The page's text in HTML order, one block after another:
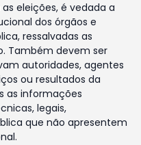
eleições, é vedada a
dos órgãos e
ressalvadas as
Também devem ser
autoridades, agentes
ou resultados da
as informações
legais,
que não apresentem